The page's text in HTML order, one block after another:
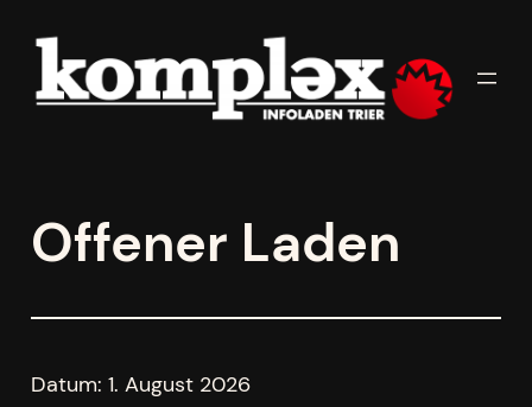
springen
Offener Laden
Datum: 1. August 2026